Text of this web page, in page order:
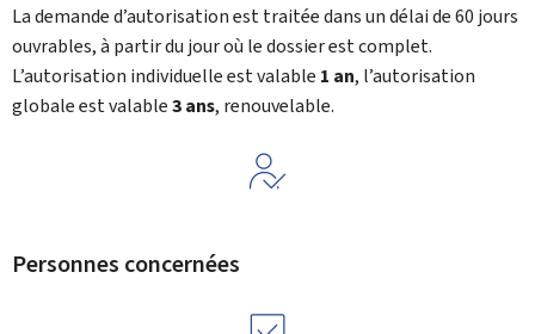
La demande d’autorisation est traitée dans un délai de 60 jours
ouvrables, à partir du jour où le dossier est complet.
L’autorisation individuelle est valable 1 an, l’autorisation
globale est valable3 ans, renouvelable.
Personnes concernées